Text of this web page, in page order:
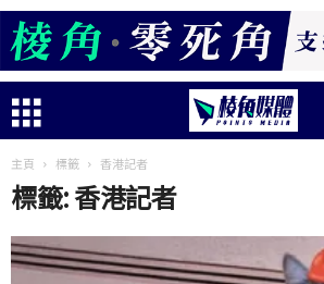
主頁 標籤 香港記者
標籤: 香港記者